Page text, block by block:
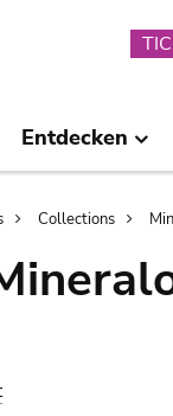
Entdecken
Collections